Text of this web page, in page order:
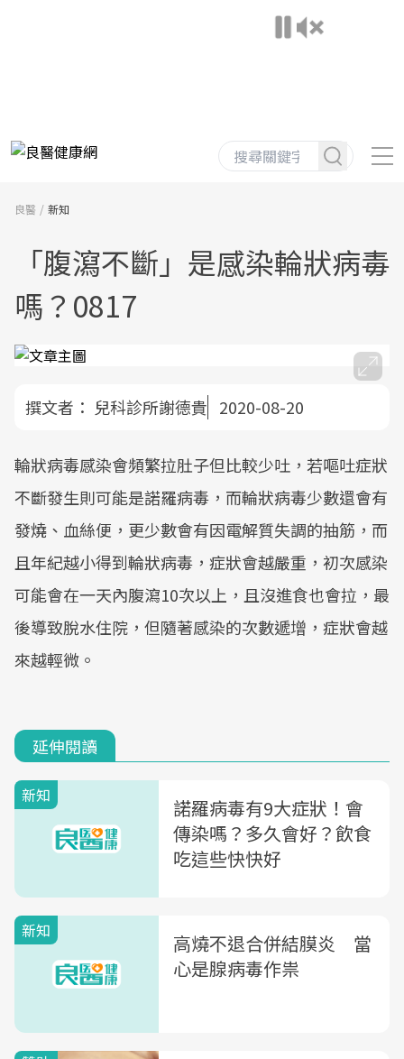
良醫 新知
「腹瀉不斷」是感染輪狀病毒
嗎？0817
撰文者： 兒科診所謝德貴 2020-08-20
輪狀病毒感染會頻繁拉肚子但比較少吐，若嘔吐症狀
不斷發生則可能是諾羅病毒，而輪狀病毒少數還會有
發燒、血絲便，更少數會有因電解質失調的抽筋，而
且年紀越小得到輪狀病毒，症狀會越嚴重，初次感染
可能會在一天內腹瀉10次以上，且沒進食也會拉，最
後導致脫水住院，但隨著感染的次數遞增，症狀會越
來越輕微。
延伸閱讀
新知
諾羅病毒有9大症狀！會
傳染嗎？多久會好？飲食
吃這些快快好
新知
高燒不退合併結膜炎 當
心是腺病毒作祟